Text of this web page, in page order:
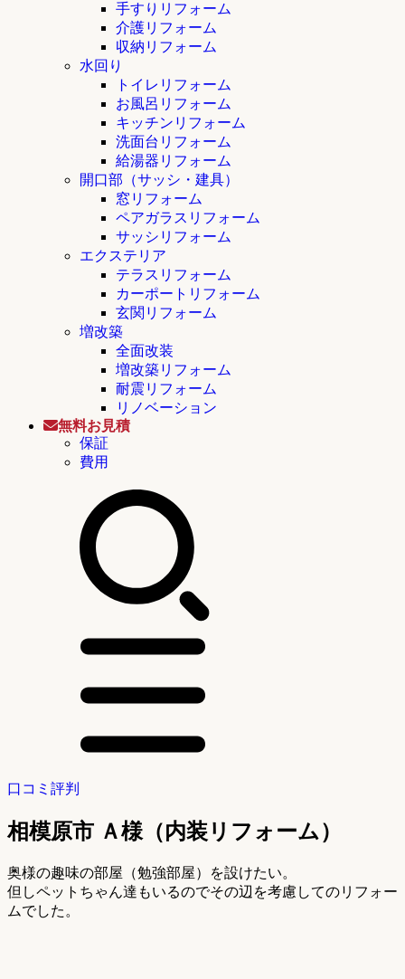
手すりリフォーム
介護リフォーム
収納リフォーム
水回り
トイレリフォーム
お風呂リフォーム
キッチンリフォーム
洗面台リフォーム
給湯器リフォーム
開口部（サッシ・建具）
窓リフォーム
ペアガラスリフォーム
サッシリフォーム
エクステリア
テラスリフォーム
カーポートリフォーム
玄関リフォーム
増改築
全面改装
増改築リフォーム
耐震リフォーム
リノベーション
無料お見積
保証
費用
口コミ評判
相模原市 Ａ様（内装リフォーム）
奥様の趣味の部屋（勉強部屋）を設けたい。
但しペットちゃん達もいるのでその辺を考慮してのリフォー
ムでした。